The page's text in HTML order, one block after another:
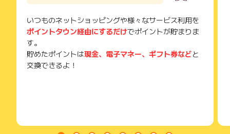
いつものネットショッピングや様々なサービス利用を
ポイントタウン経由にするだけでポイントが貯まりま
す。
貯めたポイントは現金、電子マネー、ギフト券などと
交換できるよ！